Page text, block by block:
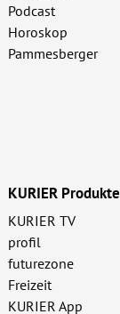
Podcast
Horoskop
Pammesberger
KURIER Produkte
KURIER TV
profil
futurezone
Freizeit
KURIER App